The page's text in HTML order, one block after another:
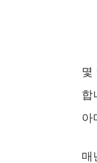
몇
합
아
매